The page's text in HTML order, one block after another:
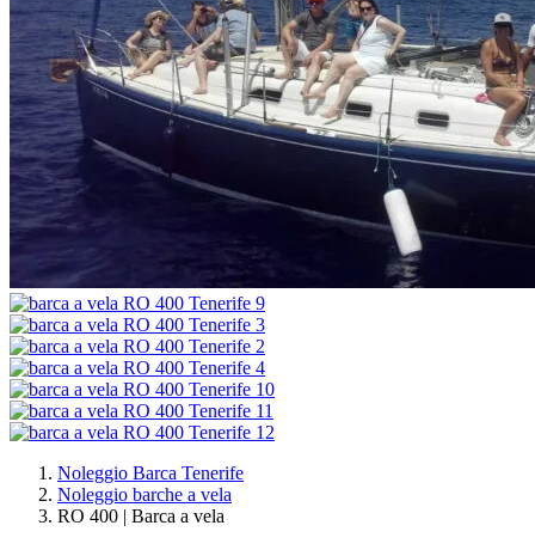
Noleggio Barca Tenerife
Noleggio barche a vela
RO 400 | Barca a vela